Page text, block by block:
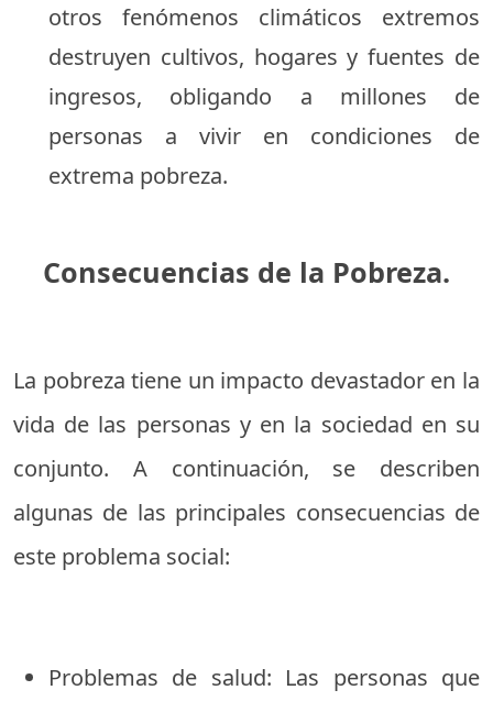
otros fenómenos climáticos extremos
destruyen cultivos, hogares y fuentes de
ingresos, obligando a millones de
personas a vivir en condiciones de
extrema pobreza.
Consecuencias de la Pobreza.
La pobreza tiene un impacto devastador en la
vida de las personas y en la sociedad en su
conjunto. A continuación, se describen
algunas de las principales consecuencias de
este problema social:
Problemas de salud: Las personas que